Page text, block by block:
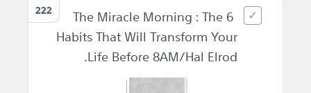
222
The Miracle Morning : The 6
Habits That Will Transform Your
Life Before 8AM/Hal Elrod.